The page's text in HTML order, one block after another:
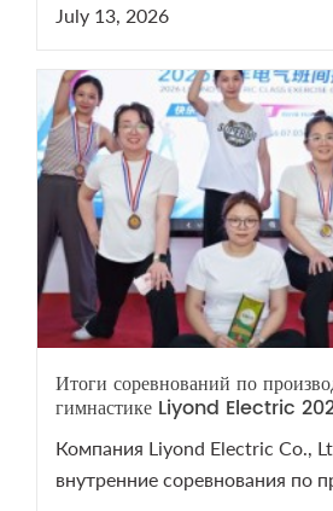
напомнило о важности
July 13, 2026
Итоги соревнований по
гимнастике Liyond Electric
Компания Liyond Electric Co.,
внутренние соревнования по